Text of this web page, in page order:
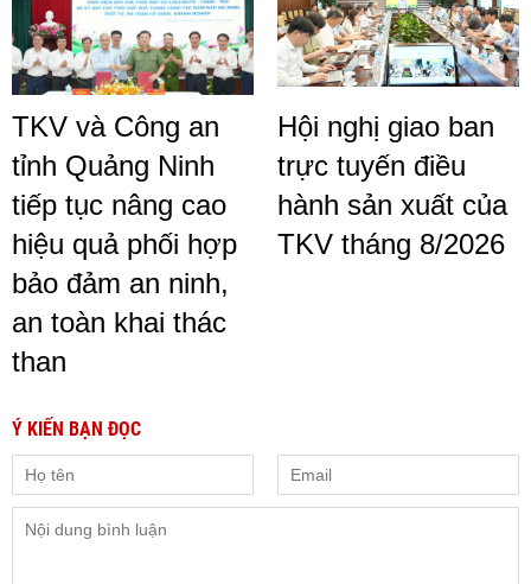
TKV và Công an
tỉnh Quảng Ninh
tiếp tục nâng cao
hiệu quả phối hợp
bảo đảm an ninh,
an toàn khai thác
than
Hội nghị giao ban
trực tuyến điều
hành sản xuất của
TKV tháng 8/2026
Ý KIẾN BẠN ĐỌC